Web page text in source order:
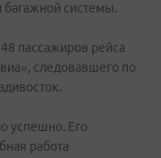
системы.
пассажиров рейса
следовавшего по
успешно. Его
работа